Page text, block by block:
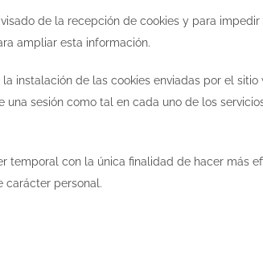
de la recepción de cookies y para impedir
ampliar esta información.
instalación de las cookies enviadas por el
sesión como tal en cada uno de los
temporal con la única finalidad de hacer más
carácter personal.